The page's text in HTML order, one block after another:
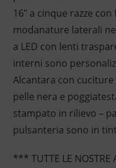
16” a cinque razze
modanature laterali
a LED con lenti
interni sono
Alcantara con
pelle nera e
stampato in rilievo –
pulsanteria sono in
*** TUTTE LE NOSTRE